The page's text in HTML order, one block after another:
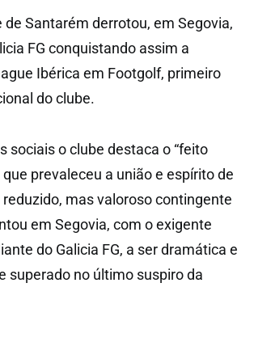
de Santarém derrotou, em Segovia,
FG conquistando assim a
Ibérica em Footgolf, primeiro
do clube.
sociais o clube destaca o “feito
prevaleceu a união e espírito de
mas valoroso contingente
em Segovia, com o exigente
do Galicia FG, a ser dramática e
superado no último suspiro da